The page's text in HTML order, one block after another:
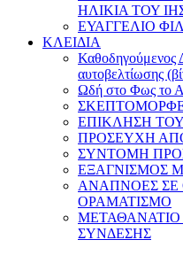
ΗΛΙΚΙΑ ΤΟΥ
ΕΥΑΓΓΕΛΙΟ
ΚΛΕΙΔΙΑ
Καθοδηγούμενος
αυτοβελτίωσης
Ωδή στο Φως το
ΕΠΙΚΛΗΣΗ
ΠΡΟΣΕΥΧΗ
ΣΥΝΤΟΜΗ
ΕΞΑΓΝΙΣΜΟΣ
ΑΝΑΠΝΟΕΣ ΣΕ
ΟΡΑΜΑΤΙΣΜΟ
ΜΕΤΑΘΑΝΑΤΙΟ
ΣΥΝΔΕΣΗΣ